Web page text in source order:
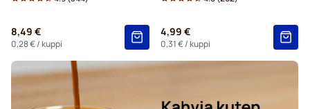
Starbucks®-kapselit Dolce Gusto -koneisiin
Kaffekapslen-kahvikapselit Dolce Gusto -koneisiin
Starbucksin® grande-kapselit Dolce Gusto -koneisiin
8,49 €
0,28 €/ kuppi
4,99 €
0,31 €/ kuppi